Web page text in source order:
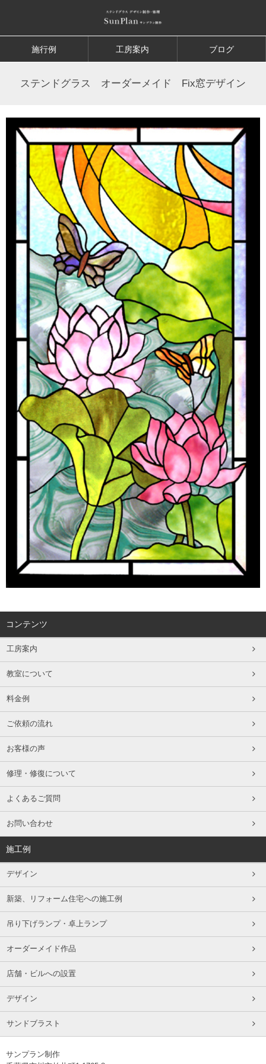
施行例 工房案内 ブログ
ステンドグラス オーダーメイド Fix窓デザイン
コンテンツ
工房案内
教室について
料金例
ご依頼の流れ
お客様の声
修理・修復について
よくあるご質問
お問い合わせ
施工例
デザイン
新築、リフォーム住宅への施工例
吊り下げランプ・卓上ランプ
オーダーメイド作品
店舗・ビルへの設置
デザイン
サンドブラスト
サンプラン制作